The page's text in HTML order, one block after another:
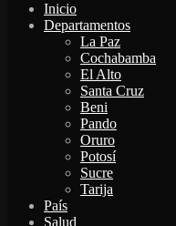
Inicio
Departamentos
La Paz
Cochabamba
El Alto
Santa Cruz
Beni
Pando
Oruro
Potosí
Sucre
Tarija
País
Salud